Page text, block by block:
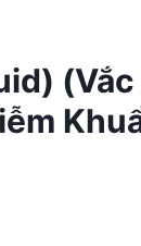
(Vắc